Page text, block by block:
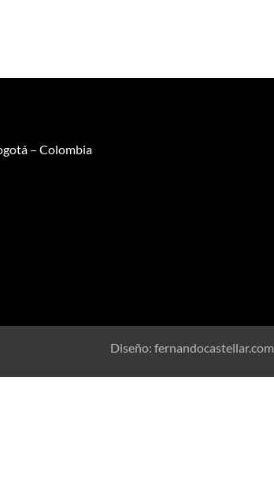
– Colombia
Diseño:fernandocastellar.com